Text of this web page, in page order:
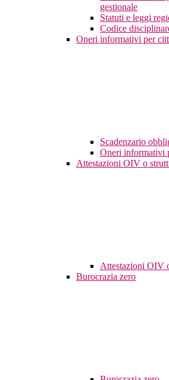
gestionale
Statuti e leggi
Codice
Oneri informativi per
Scadenzario
Oneri informativi
Attestazioni OIV o
Attestazioni OIV
Burocrazia zero